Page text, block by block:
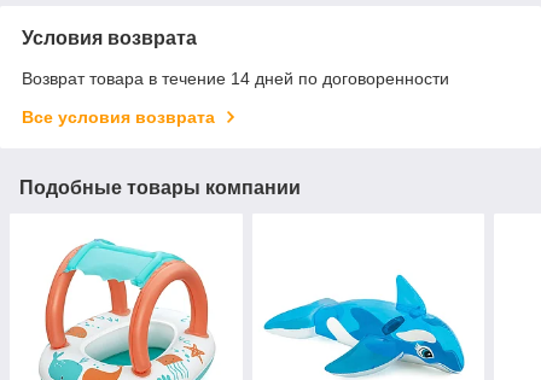
Условия возврата
Возврат товара в течение 14 дней по договоренности
Все условия возврата
Подобные товары компании